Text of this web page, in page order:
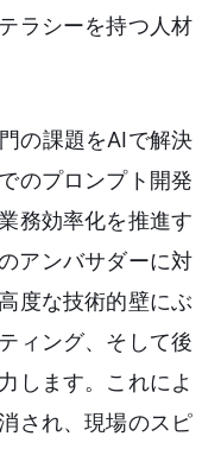
ラシーを持つ人材
の課題をAIで解決
のプロンプト開発
務効率化を推進す
アンバサダーに対
度な技術的壁にぶ
ィング、そして後
します。これによ
され、現場のスピ